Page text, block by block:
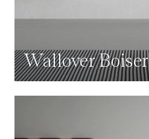
Wallover